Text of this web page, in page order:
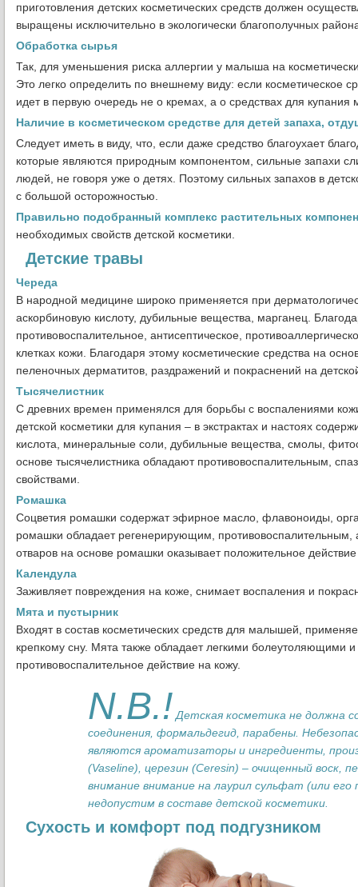
приготовления детских косметических средств должен
выращены исключительно в экологически благополучных
Обработка сырья
Так, для уменьшения риска аллергии у малыша на
Это легко определить по внешнему виду: если косметическое
идет в первую очередь не о кремах, а о средствах для
Наличие в косметическом средстве для детей запаха,
Следует иметь в виду, что, если даже средство благоухает
которые являются природным компонентом, сильные запахи
людей, не говоря уже о детях. Поэтому сильных запахов в
с большой осторожностью.
Правильно подобранный комплекс растительных
необходимых свойств детской косметики.
Детские травы
Череда
В народной медицине широко применяется при
аскорбиновую кислоту, дубильные вещества, марганец.
противовоспалительное, антисептическое,
клетках кожи. Благодаря этому косметические средства на
пеленочных дерматитов, раздражений и покраснений на
Тысячелистник
С древних времен применялся для борьбы с воспалениями
детской косметики для купания – в экстрактах и настоях
кислота, минеральные соли, дубильные вещества, смолы,
основе тысячелистника обладают противовоспалительным,
свойствами.
Ромашка
Соцветия ромашки содержат эфирное масло, флавоноиды,
ромашки обладает регенерирующим,
отваров на основе ромашки оказывает положительное
Календула
Заживляет повреждения на коже, снимает воспаления и
Мята и пустырник
Входят в состав косметических средств для малышей,
крепкому сну. Мята также обладает легкими болеутоляющими
противовоспалительное действие на кожу.
N.B.! Детская косметика не должна
соединения, формальдегид, парабены.
являются ароматизаторы и ингредиенты,
(Vaseline), церезин (Ceresin) – очищенный
внимание внимание на лаурил сульфат (или
недопустим в составе детской косметики.
Сухость и комфорт под подгузником